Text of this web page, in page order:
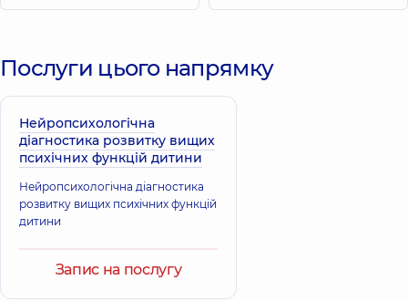
Послуги цього напрямку
Нейропсихологічна
діагностика розвитку вищих
психічних функцій дитини
Нейропсихологічна діагностика
розвитку вищих психічних функцій
дитини
Запис на послугу